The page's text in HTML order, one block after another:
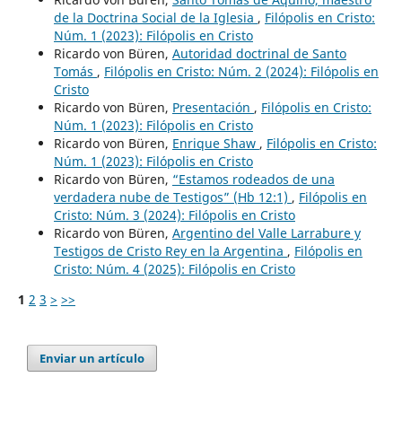
de la Doctrina Social de la Iglesia , Filópolis en Cristo:
Núm. 1 (2023): Filópolis en Cristo
Ricardo von Büren, Autoridad doctrinal de Santo
Tomás , Filópolis en Cristo: Núm. 2 (2024): Filópolis en
Cristo
Ricardo von Büren, Presentación , Filópolis en Cristo:
Núm. 1 (2023): Filópolis en Cristo
Ricardo von Büren, Enrique Shaw , Filópolis en Cristo:
Núm. 1 (2023): Filópolis en Cristo
Ricardo von Büren, “Estamos rodeados de una
verdadera nube de Testigos” (Hb 12:1) , Filópolis en
Cristo: Núm. 3 (2024): Filópolis en Cristo
Ricardo von Büren, Argentino del Valle Larrabure y
Testigos de Cristo Rey en la Argentina , Filópolis en
Cristo: Núm. 4 (2025): Filópolis en Cristo
1 2 3 > >>
Enviar un artículo